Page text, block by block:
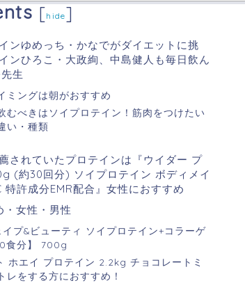
[hide]
ンゆめっち・かなでがダイエットに挑
ンひろこ・大政絢、中島健人も毎日飲ん
生
ミングは朝がおすすめ
むべきはソイプロテイン！筋肉をつけたい
い・種類
されていたプロテインは『ウイダー プ
(約30回分) ソイプロテイン ボディメイ
許成分EMR配合』女性におすすめ
・女性・男性
プ&ビューティ ソイプロテイン+コラーゲ
食分】 700g
ホエイ プロテイン 2.2kg チョコレートミ
レをする方におすすめ！